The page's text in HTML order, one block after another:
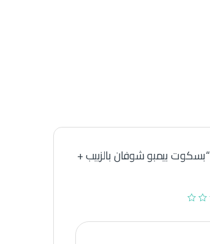
Be the first to review “بسكوت بيمبو شوفان بالزبيب +